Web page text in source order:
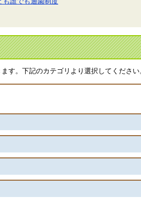
す。下記のカテゴリより選択してください